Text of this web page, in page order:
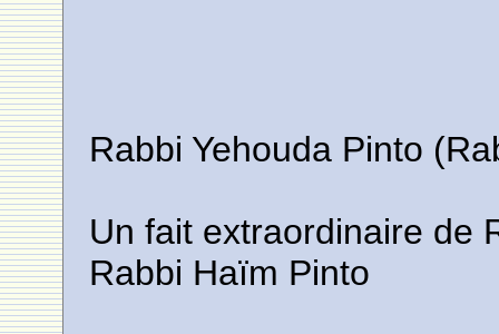
Rabbi Yehouda Pinto
Un fait extraordinaire de
Rabbi Haïm Pinto